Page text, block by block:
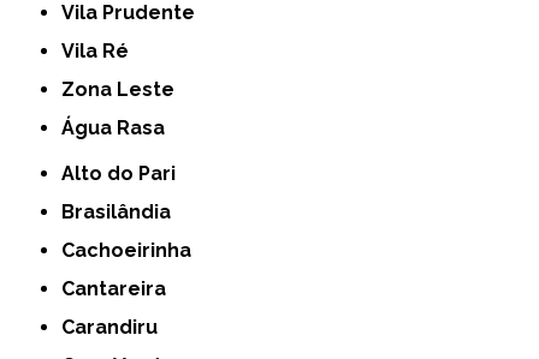
Vila Prudente
Vila Ré
Zona Leste
Água Rasa
Alto do Pari
Brasilândia
Cachoeirinha
Cantareira
Carandiru